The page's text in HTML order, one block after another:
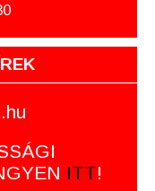
ITT!